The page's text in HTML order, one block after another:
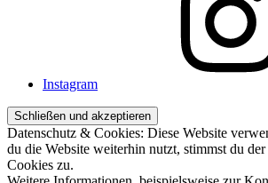
Instagram
Datenschutz & Cookies: Diese Website
du die Website weiterhin nutzt, stimmst du
Cookies zu.